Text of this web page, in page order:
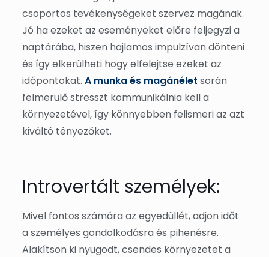
csoportos tevékenységeket szervez magának.
Jó ha ezeket az eseményeket előre feljegyzi a
naptárába, hiszen hajlamos impulzívan dönteni
és így elkerülheti hogy elfelejtse ezeket az
időpontokat. A munka és magánélet során
felmerülő stresszt kommunikálnia kell a
környezetével, így könnyebben felismeri az azt
kiváltó tényezőket.
Introvertált személyek:
Mivel fontos számára az egyedüllét, adjon időt
a személyes gondolkodásra és pihenésre.
Alakítson ki nyugodt, csendes környezetet a